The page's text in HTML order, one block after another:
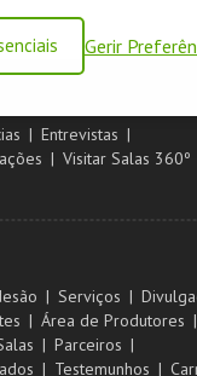
Gerir
Entrevistas
Visitar Salas 360º
Serviços
Área de Produtores
Parceiros
Testemunhos